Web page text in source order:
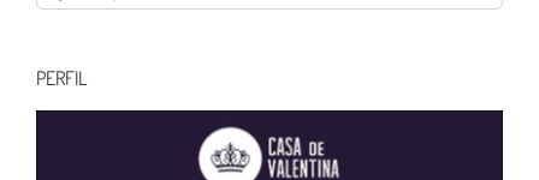
resultados
PERFIL